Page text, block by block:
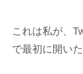
これは私が、
で最初に開い